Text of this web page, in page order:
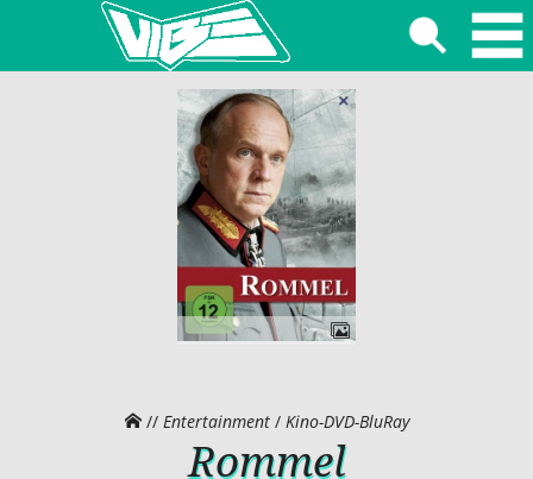
// Entertainment/ Kino-DVD-BluRay
Rommel